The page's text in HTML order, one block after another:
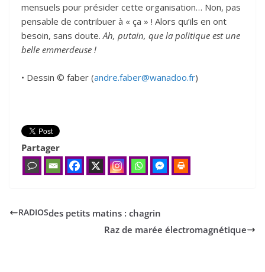
mensuels pour présider cette organisation… Non, pas
pensable de contribuer à « ça » ! Alors qu’ils en ont
besoin, sans doute.Ah, putain, que la politique est une
belle emmerdeuse !
• Dessin © faber (andre.faber@wanadoo.fr)
Partager
RADIOSdes petits matins : chagrin
Raz de marée électromagnétique